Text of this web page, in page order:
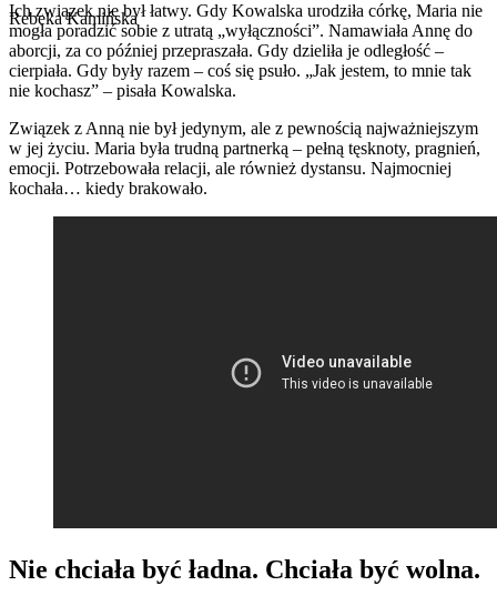
Rebeka Kamińska
Ich związek nie był łatwy. Gdy Kowalska urodziła córkę, Maria nie
mogła poradzić sobie z utratą „wyłączności”. Namawiała Annę do
aborcji, za co później przepraszała. Gdy dzieliła je odległość –
cierpiała. Gdy były razem – coś się psuło. „Jak jestem, to mnie tak
nie kochasz” – pisała Kowalska.
Związek z Anną nie był jedynym, ale z pewnością najważniejszym
w jej życiu. Maria była trudną partnerką – pełną tęsknoty, pragnień,
emocji. Potrzebowała relacji, ale również dystansu. Najmocniej
kochała… kiedy brakowało.
Nie chciała być ładna. Chciała być wolna.